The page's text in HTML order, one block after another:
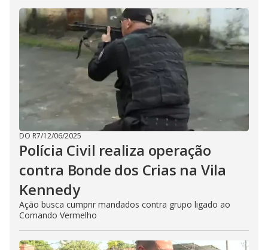
DO R7/12/06/2025
Polícia Civil realiza operação
contra Bonde dos Crias na Vila
Kennedy
Ação busca cumprir mandados contra grupo ligado ao
Comando Vermelho